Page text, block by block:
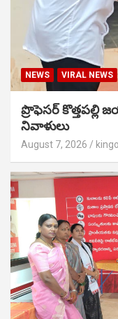
NEWS VIRAL NEWS
ప్రొఫెసర్ కొత్తపల్లి
నివాళులు
August 7, 2026